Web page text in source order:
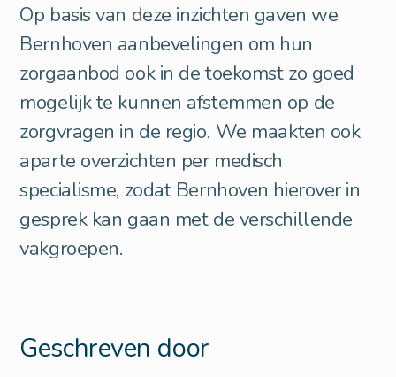
Op basis van deze inzichten gaven we
Bernhoven aanbevelingen om hun
zorgaanbod ook in de toekomst zo goed
mogelijk te kunnen afstemmen op de
zorgvragen in de regio. We maakten ook
aparte overzichten per medisch
specialisme, zodat Bernhoven hierover in
gesprek kan gaan met de verschillende
vakgroepen.
Geschreven door